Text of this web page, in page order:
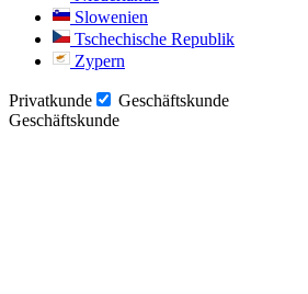
Slowenien
Tschechische Republik
Zypern
Privatkunde
Geschäftskunde
Geschäftskunde